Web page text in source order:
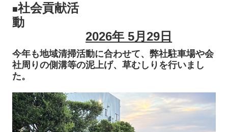
■社会貢献活
動
2026年 5月29 日
今年も地域清掃活動に合わせて、弊社駐車場や会
社周りの側溝等の泥上げ、草むしりを行いまし
た。